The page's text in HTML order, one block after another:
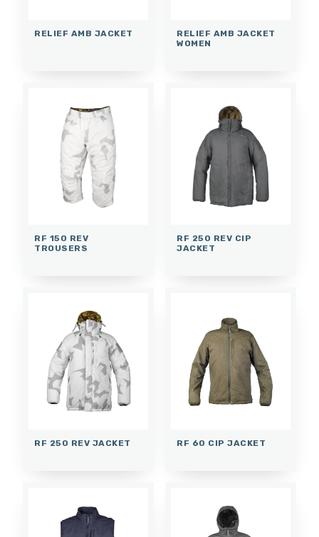
RELIEF AMB JACKET
RELIEF AMB JACKET
WOMEN
RF 150 REV
TROUSERS
RF 250 REV CIP
JACKET
RF 250 REV JACKET RF 60 CIP JACKET